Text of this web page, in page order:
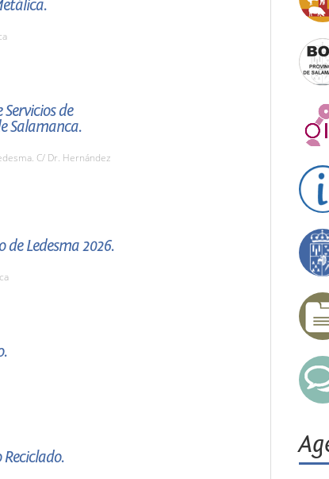
de
Salamanca.
C/ Dr. Hernández
Ledesma 2026.